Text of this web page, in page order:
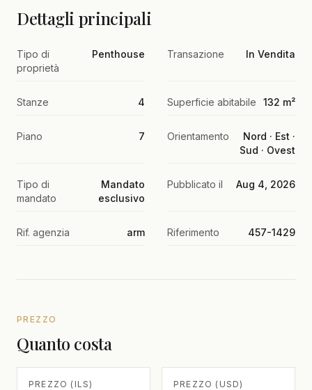
Dettagli principali
Tipo di
proprietà
Penthouse Transazione In Vendita
Stanze 4 Superficie abitabile 132 m²
Piano 7 Orientamento
Nord · Est ·
Sud · Ovest
Tipo di
mandato
Mandato
esclusivo
Pubblicato il Aug 4, 2026
Rif. agenzia arm Riferimento 457-1429
PREZZO
Quanto costa
PREZZO (ILS) PREZZO (USD)